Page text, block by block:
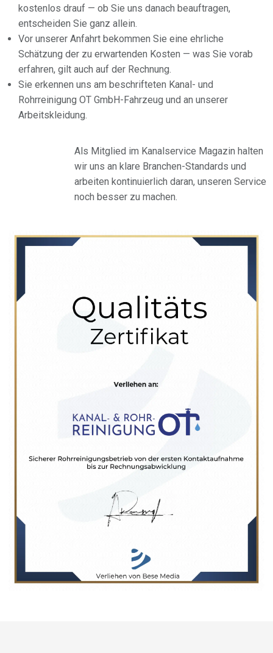
kostenlos drauf — ob Sie uns danach beauftragen,
entscheiden Sie ganz allein.
Vor unserer Anfahrt bekommen Sie eine ehrliche
Schätzung der zu erwartenden Kosten — was Sie vorab
erfahren, gilt auch auf der Rechnung.
Sie erkennen uns am beschrifteten Kanal- und
Rohrreinigung OT GmbH-Fahrzeug und an unserer
Arbeitskleidung.
Als Mitglied im Kanalservice Magazin halten
wir uns an klare Branchen-Standards und
arbeiten kontinuierlich daran, unseren Service
noch besser zu machen.